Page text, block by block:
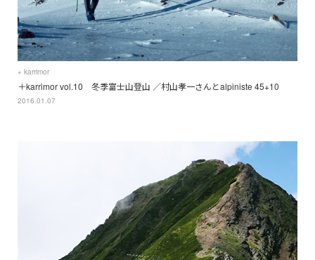
+ karrimor
＋karrimor vol.10 冬季富士山登山 ／村山孝一さんとalpiniste 45+10
2016.01.07